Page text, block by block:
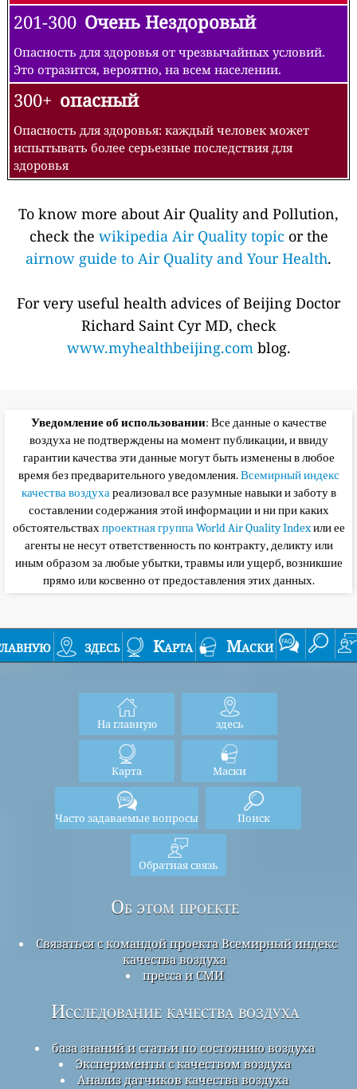
201-300 Очень Нездоровый
Опасность для здоровья от чрезвычайных условий.
Это отразится, вероятно, на всем населении.
300+ опасный
Опасность для здоровья: каждый человек может
испытывать более серьезные последствия для
здоровья
To know more about Air Quality and Pollution,
check the wikipedia Air Quality topic or the
airnow guide to Air Quality and Your Health.
For very useful health advices of Beijing Doctor
Richard Saint Cyr MD, check
www.myhealthbeijing.com blog.
Уведомление об использовании: Все данные о качестве
воздуха не подтверждены на момент публикации, и ввиду
гарантии качества эти данные могут быть изменены в любое
время без предварительного уведомления.Всемирный индекс
качества воздухареализовал все разумные навыки и заботу в
составлении содержания этой информации и ни при каких
обстоятельствахпроектная группа World Air Quality Indexили ее
агенты не несут ответственность по контракту, деликту или
иным образом за любые убытки, травмы или ущерб, возникшие
прямо или косвенно от предоставления этих данных.
здесь Карта Маски
На главную здесь
Карта Маски
Часто задаваемые вопросы Поиск
Обратная связь
Об этом проекте
Связаться с командой проекта Всемирный индекс
качества воздуха
пресса и СМИ
Исследование качества воздуха
база знаний и статьи по состоянию воздуха
Эксперименты с качеством воздуха
Анализ датчиков качества воздуха